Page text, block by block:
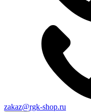
zakaz@rgk-shop.ru